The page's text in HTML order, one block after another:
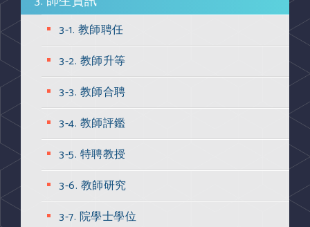
3-1. 教師聘任
3-2. 教師升等
3-3. 教師合聘
3-4. 教師評鑑
3-5. 特聘教授
3-6. 教師研究
3-7. 院學士學位